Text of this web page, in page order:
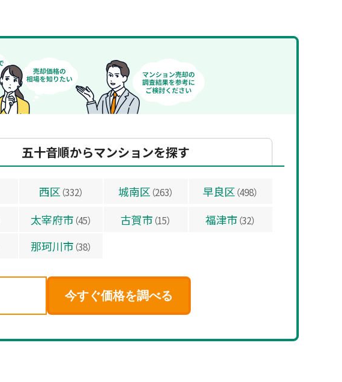
五十音順からマンションを探す
西区 （332） 城南区 （263） 早良区 （498）
太宰府市 （45） 古賀市 （15） 福津市 （32）
那珂川市 （38）
今すぐ価格を調べる